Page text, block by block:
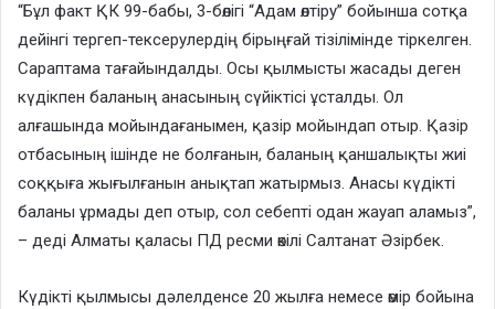
“Бұл факт ҚК 99-бабы, 3-бөлігі “Адам өлтіру” бойынша сотқа
дейінгі тергеп-тексерулердің бірыңғай тізілімінде тіркелген.
Сараптама тағайындалды. Осы қылмысты жасады деген
күдікпен баланың анасының сүйіктісі ұсталды. Ол
алғашында мойындағанымен, қазір мойындап отыр. Қазір
отбасының ішінде не болғанын, баланың қаншалықты жиі
соққыға жығылғанын анықтап жатырмыз. Анасы күдікті
баланы ұрмады деп отыр, сол себепті одан жауап аламыз”,
– деді Алматы қаласы ПД ресми өкілі Салтанат Әзірбек.
Күдікті қылмысы дәлелденсе 20 жылға немесе өмір бойына